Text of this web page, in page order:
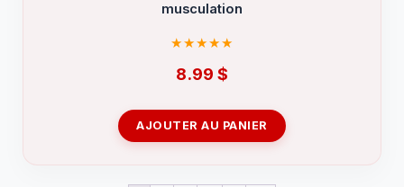
musculation
8.99 $
AJOUTER AU PANIER